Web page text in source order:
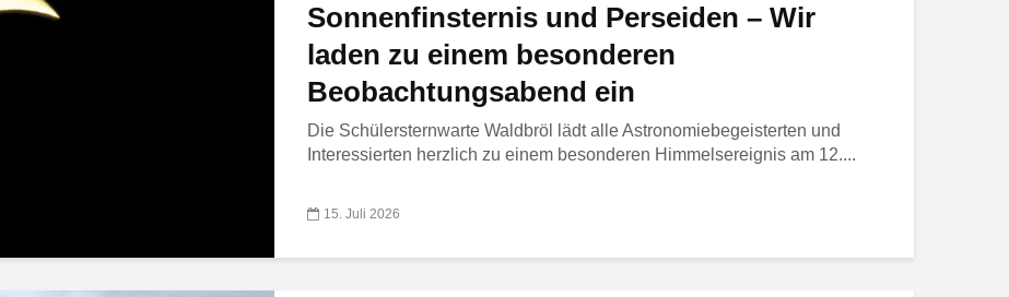
Sonnenfinsternis und Perseiden – Wir
laden zu einem besonderen
Beobachtungsabend ein
Die Schülersternwarte Waldbröl lädt alle Astronomiebegeisterten und
Interessierten herzlich zu einem besonderen Himmelsereignis am 12....
15. Juli 2026